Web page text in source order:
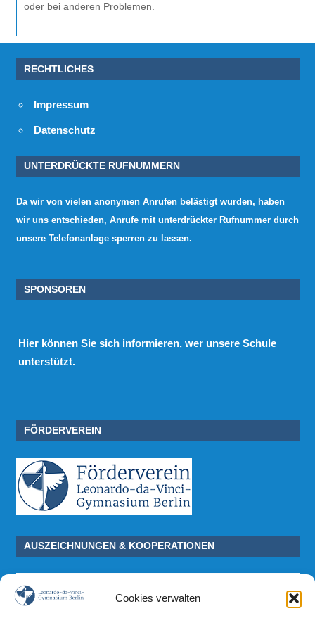
Cookies verwalten
oder bei anderen Problemen.
RECHTLICHES
Impressum
Datenschutz
UNTERDRÜCKTE RUFNUMMERN
Da wir von vielen anonymen Anrufen belästigt wurden, haben
wir uns entschieden, Anrufe mit unterdrückter Rufnummer durch
unsere Telefonanlage sperren zu lassen.
SPONSOREN
Hier können Sie sich informieren, wer unsere Schule
unterstützt.
FÖRDERVEREIN
AUSZEICHNUNGEN & KOOPERATIONEN